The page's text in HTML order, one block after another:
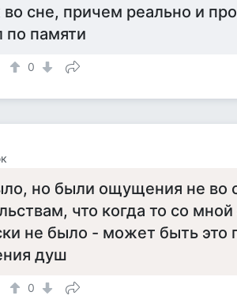
сне, причем реально и
по памяти
0
но были ощущения не во
что когда то со
не было - может быть это
душ
0